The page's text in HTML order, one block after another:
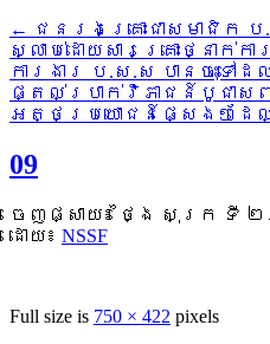
←
ជនរងគ្រោះជាសមាជិក
ស្លាប់ដោយសារគ្រោះថ្នាក់
ការងារ ប.ស.ស បានចុះទៅ
ផ្តល់ប្រាក់វិភាជន៍បូជា
អត្ថប្រយោជន៍ផ្សេងៗដ
09
ចេញផ្សាយ៖ ថ្ងៃ សុក្រ ទី ២
ដោយ៖ NSSF
Full size is 750 × 422 pixels